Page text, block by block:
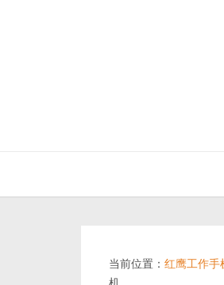
当前位置： 红鹰工作手
机